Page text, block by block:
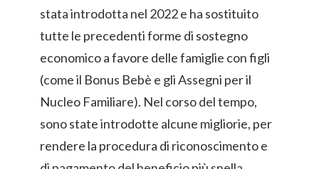
stata introdotta nel 2022 e ha sostituito
tutte le precedenti forme di sostegno
economico a favore delle famiglie con figli
(come il Bonus Bebè e gli Assegni per il
Nucleo Familiare). Nel corso del tempo,
sono state introdotte alcune migliorie, per
rendere la procedura di riconoscimento e